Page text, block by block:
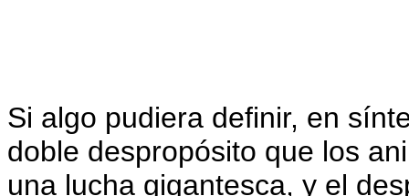
Si algo pudiera definir, en
doble despropósito que los
una lucha gigantesca, y el